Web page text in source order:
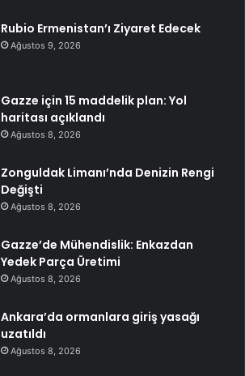
Rubio Ermenistan’ı Ziyaret Edecek
Ağustos 9, 2026
Gazze için 15 maddelik plan: Yol
haritası açıklandı
Ağustos 8, 2026
Zonguldak Limanı’nda Denizin Rengi
Değişti
Ağustos 8, 2026
Gazze’de Mühendislik: Enkazdan
Yedek Parça Üretimi
Ağustos 8, 2026
Ankara’da ormanlara giriş yasağı
uzatıldı
Ağustos 8, 2026